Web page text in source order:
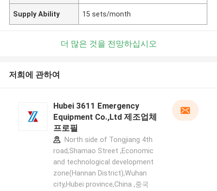
Supply Ability 15 sets/month
더 많은 것을 전망하십시오
저희에 관하여
Hubei 3611 Emergency
Equipment Co.,Ltd 제조업체
프로필
North side of Tongjiang 4th
road,Shamao Street ,Economic
and technological development
zone(Hannan District),Wuhan
city,Hubei province,China ,중국